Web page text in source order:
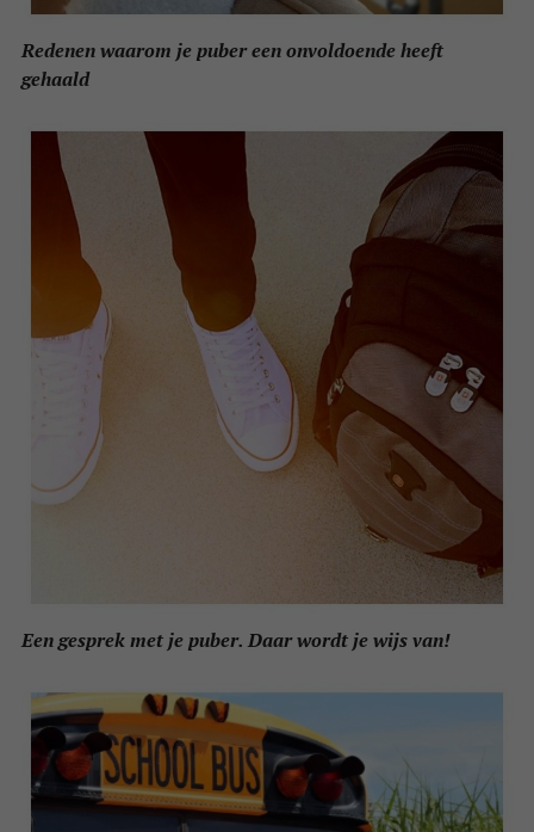
Redenen waarom je puber een onvoldoende heeft
gehaald
Een gesprek met je puber. Daar wordt je wijs van!